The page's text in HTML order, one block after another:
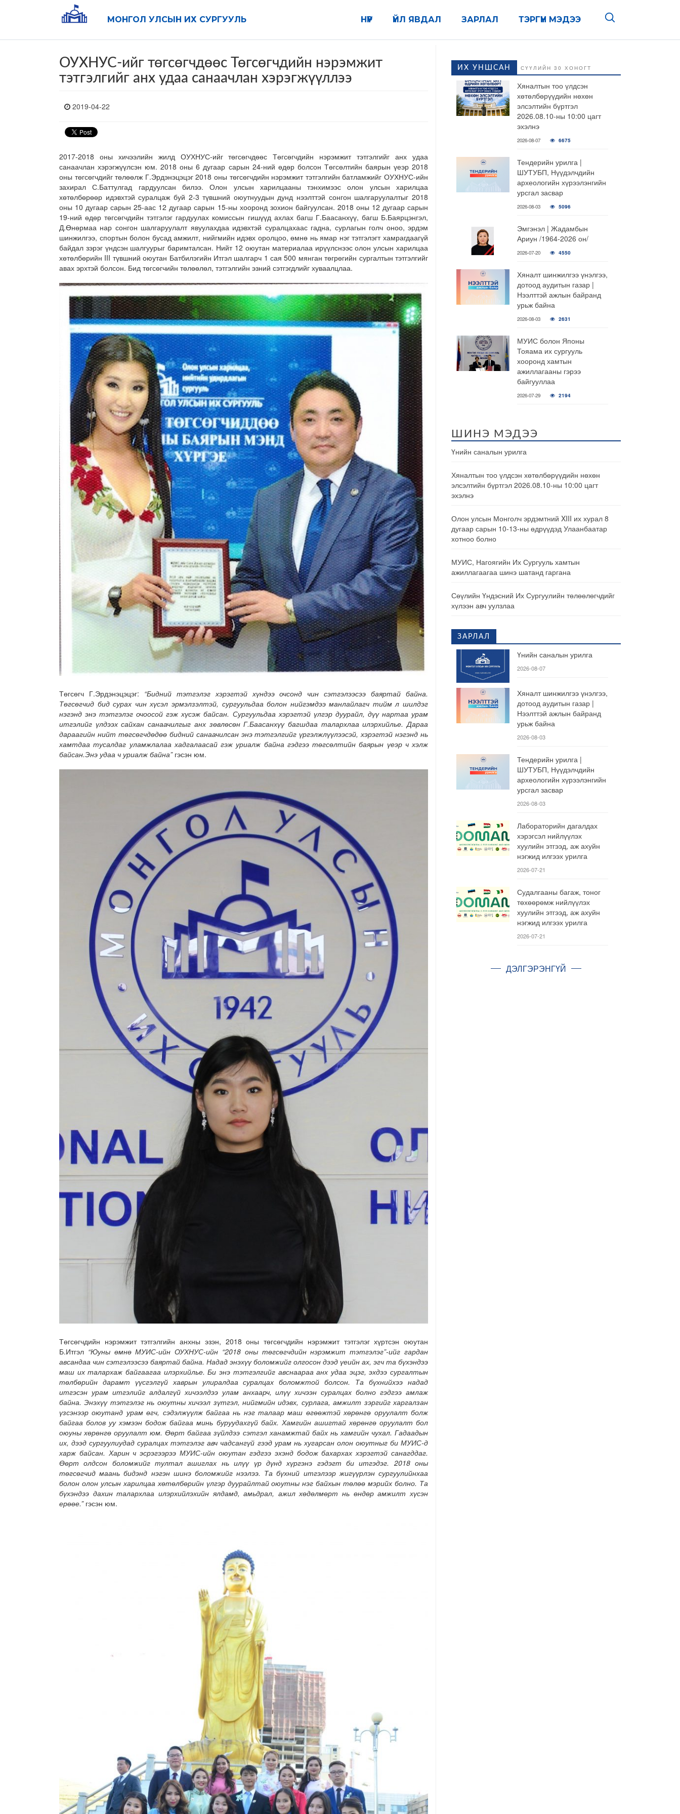
МОНГОЛ УЛСЫН ИХ СУРГУУЛЬ ТЭРГҮҮН МЭДЭЭ
ЗАРЛАЛ
ҮЙЛ ЯВДАЛ
НҮҮР
ОУХНУС-ийг төгсөгчдөөс Төгсөгчдийн нэрэмжит
тэтгэлгийг анх удаа санаачлан хэрэгжүүллээ
2019-04-22
2017-2018 оны хичээлийн жилд ОУХНУС-ийг төгсөгчдөөс Төгсөгчдийн нэрэмжит тэтгэлгийг анх удаа
санаачлан хэрэгжүүлсэн юм. 2018 оны 6 дугаар сарын 24-ний өдөр болсон Төгсөлтийн баярын үеэр 2018
оны төгсөгчдийг төлөөлж Г.Эрдэнэцэцэг 2018 оны төгсөгчдийн нэрэмжит тэтгэлгийн батламжийг ОУХНУС-ийн
захирал С.Баттулгад гардуулсан билээ. Олон улсын харилцааны тэнхимээс олон улсын харилцаа
хөтөлбөрөөр идэвхтэй суралцаж буй 2-3 түвшний оюутнуудын дунд нээлттэй сонгон шалгаруулалтыг 2018
оны 10 дугаар сарын 25-аас 12 дугаар сарын 15-ны хооронд зохион байгуулсан. 2018 оны 12 дугаар сарын
19-ний өдөр төгсөгчдийн тэтгэлэг гардуулах комиссын гишүүд ахлах багш Г.Баасанхүү, багш Б.Баярцэнгэл,
Д.Өнөрмаа нар сонгон шалгаруулалт явуулахдаа идэвхтэй суралцахаас гадна, сурлагын голч оноо, эрдэм
шинжилгээ, спортын болон бусад амжилт, нийгмийн идэвх оролцоо, өмнө нь ямар нэг тэтгэлэгт хамрагдаагүй
байдал зэрэг үндсэн шалгуурыг баримталсан. Нийт 12 оюутан материалаа ирүүлснээс олон улсын харилцаа
хөтөлбөрийн III түвшний оюутан Батбилэгийн Итгэл шалгарч 1 сая 500 мянган төгрөгийн сургалтын тэтгэлгийг
авах эрхтэй болсон. Бид төгсөгчийн төлөөлөл, тэтгэлгийн эзний сэтгэгдлийг хуваалцлаа.
Төгсөгч Г.Эрдэнэцэцэг: “Бидний тэтгэлэг хэрэгтэй хүндээ очсонд чин сэтгэлээсээ баяртай байна.
Төгсөгчид бид сурах чин хүсэл эрмэлзэлтэй, сургуульдаа болон нийгэмдээ манлайлагч тийм л шилдэг
нэгэнд энэ тэтгэлэг очоосой гэж хүсэж байсан. Сургуульдаа хэрэгтэй үлгэр дуурайл, дүү нартаа урам
итгэлийг үлдээх сайхан санаачилгыг анх зөвлөсөн Г.Баасанхүү багшдаа талархлаа илэрхийлье. Дараа
дараагийн нийт төгсөгчдөдөө бидний санаачилсан энэ тэтгэлгийг үргэлжлүүлээсэй, хэрэгтэй нэгэнд нь
хамтдаа тусалдаг уламжлалаа хадгалаасай гэж уриалж байна гэдгээ төгсөлтийн баярын үеэр ч хэлж
байсан.Энэ удаа ч уриалж байна” гэсэн юм.
Төгсөгчдийн нэрэмжит тэтгэлгийн анхны эзэн, 2018 оны төгсөгчдийн нэрэмжит тэтгэлэг хүртсэн оюутан
Б.Итгэл “Юуны өмнө МУИС-ийн ОУХНУС-ийн “2018 оны төгсөгчдийн нэрэмжит тэтгэлэг”-ийг гардан
авсандаа чин сэтгэлээсээ баяртай байна. Надад энэхүү боломжийг олгосон дээд үеийн ах, эгч та бүхэндээ
маш их талархаж байгаагаа илэрхийлье. Би энэ тэтгэлгийг авснаараа анх удаа эцэг, эхдээ сургалтын
төлбөрийн дарамт үүсгэлгүй хаврын улиралдаа суралцах боломжтой болсон. Та бүхнийхээ надад
итгэсэн урам итгэлийг алдалгүй хичээлдээ улам анхаарч, илүү хичээн суралцах болно гэдгээ амлаж
байна. Энэхүү тэтгэлэг нь оюутны хичээл зүтгэл, нийгмийн идэвх, сурлага, амжилт зэргийг харгалзан
үзсэнээр оюутанд урам өгч, сэдэлжүүлж байгаа нь нэг талаар маш өгөөжтэй хөрөнгө оруулалт болж
байгаа болов уу хэмээн бодож байгаа минь буруудахгүй байх. Хамгийн ашигтай хөрөнгө оруулалт бол
оюуны хөрөнгө оруулалт юм. Өөрт байгаа зүйлдээ сэтгэл ханамжтай байх нь хамгийн чухал. Гадаадын
их, дээд сургуулиудад суралцах тэтгэлэг авч чадсангүй гээд урам нь хугарсан олон оюутныг би МУИС-д
харж байсан. Харин ч эсрэгээрээ МУИС-ийн оюутан гэдгээ эхэнд бодож бахархах хэрэгтэй санагддаг.
Өөрт олдсон боломжийг тултал ашиглах нь илүү үр дүнд хүргэнэ гэдэгт би итгэдэг. 2018 оны
төгсөгчид маань бидэнд нэгэн шинэ боломжийг нээлээ. Та бүхний итгэлээр жигүүрлэн сургуулийнхаа
болон олон улсын харилцаа хөтөлбөрийн үлгэр дуурайлтай оюутны нэг байхын төлөө мэрийх болно. Та
бүхэндээ дахин талархлаа илэрхийлэхийн ялдамд, амьдрал, ажил хөдөлмөрт нь өндөр амжилт хүсэн
ерөөе.”гэсэн юм.
ИХ УНШСАН СҮҮЛИЙН 30 ХОНОГТ
Хяналтын тоо үлдсэн
хөтөлбөрүүдийн нөхөн
элсэлтийн бүртгэл
2026.08.10-ны 10:00 цагт
эхэлнэ
2026-08-07 6675
Тендерийн урилга |
ШУТУБП, Нүүдэлчдийн
археологийн хүрээлэнгийн
урсгал засвар
2026-08-03 5096
Эмгэнэл | Жадамбын
Ариун /1964-2026 он/
2026-07-20 4550
Хяналт шинжилгээ үнэлгээ,
дотоод аудитын газар |
Нээлттэй ажлын байранд
урьж байна
2026-08-03 2631
МУИС болон Японы
Тояама их сургууль
хооронд хамтын
ажиллагааны гэрээ
байгууллаа
2026-07-29 2194
ШИНЭ МЭДЭЭ
Үнийн саналын урилга
Хяналтын тоо үлдсэн хөтөлбөрүүдийн нөхөн
элсэлтийн бүртгэл 2026.08.10-ны 10:00 цагт
эхэлнэ
Олон улсын Монголч эрдэмтний XIII их хурал 8
дугаар сарын 10-13-ны өдрүүдэд Улаанбаатар
хотноо болно
МУИС, Нагоягийн Их Сургууль хамтын
ажиллагаагаа шинэ шатанд гаргана
Сөүлийн Үндэсний Их Сургуулийн төлөөлөгчдийг
хүлээн авч уулзлаа
ЗАРЛАЛ
Үнийн саналын урилга
2026-08-07
Хяналт шинжилгээ үнэлгээ,
дотоод аудитын газар |
Нээлттэй ажлын байранд
урьж байна
2026-08-03
Тендерийн урилга |
ШУТУБП, Нүүдэлчдийн
археологийн хүрээлэнгийн
урсгал засвар
2026-08-03
Лабораторийн дагалдах
хэрэгсэл нийлүүлэх
хуулийн этгээд, аж ахуйн
нэгжид илгээх урилга
2026-07-21
Судалгааны багаж, тоног
төхөөрөмж нийлүүлэх
хуулийн этгээд, аж ахуйн
нэгжид илгээх урилга
2026-07-21
ДЭЛГЭРЭНГҮЙ